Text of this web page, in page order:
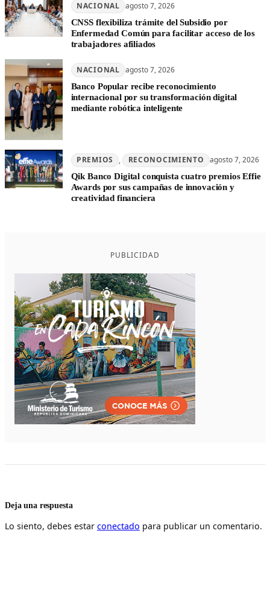
NACIONAL agosto 7, 2026
CNSS flexibiliza trámite del Subsidio por
Enfermedad Común para facilitar acceso de los
trabajadores afiliados
NACIONAL agosto 7, 2026
Banco Popular recibe reconocimiento
internacional por su transformación digital
mediante robótica inteligente
PREMIOS , RECONOCIMIENTO agosto 7, 2026
Qik Banco Digital conquista cuatro premios Effie
Awards por sus campañas de innovación y
creatividad financiera
PUBLICIDAD
Deja una respuesta
Lo siento, debes estar conectado para publicar un comentario.